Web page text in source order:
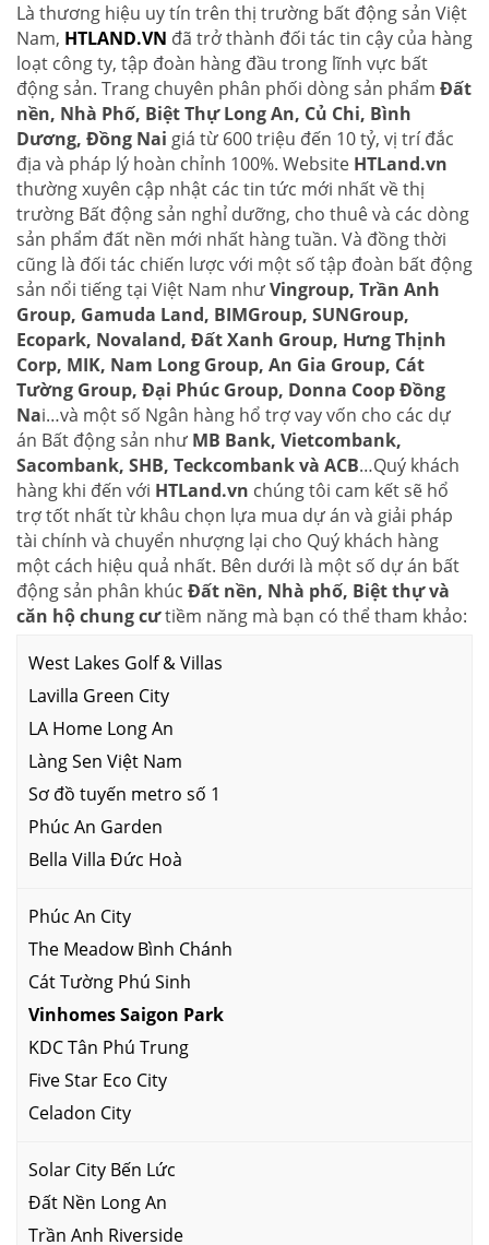
Là thương hiệu uy tín trên thị trường bất động sản Việt
Nam, HTLAND.VN đã trở thành đối tác tin cậy của hàng
loạt công ty, tập đoàn hàng đầu trong lĩnh vực bất
động sản. Trang chuyên phân phối dòng sản phẩm Đất
nền, Nhà Phố, Biệt Thự Long An, Củ Chi, Bình
Dương, Đồng Nai giá từ 600 triệu đến 10 tỷ, vị trí đắc
địa và pháp lý hoàn chỉnh 100%. Website HTLand.vn
thường xuyên cập nhật các tin tức mới nhất về thị
trường Bất động sản nghỉ dưỡng, cho thuê và các dòng
sản phẩm đất nền mới nhất hàng tuần. Và đồng thời
cũng là đối tác chiến lược với một số tập đoàn bất động
sản nổi tiếng tại Việt Nam nhưVingroup, Trần Anh
Group, Gamuda Land, BIMGroup, SUNGroup,
Ecopark, Novaland, Đất Xanh Group, Hưng Thịnh
Corp, MIK, Nam Long Group, An Gia Group, Cát
Tường Group, Đại Phúc Group, Donna Coop Đồng
Nai…và một số Ngân hàng hổ trợ vay vốn cho các dự
án Bất động sản như MB Bank, Vietcombank,
Sacombank, SHB, Teckcombank và ACB…Quý khách
hàng khi đến với HTLand.vn chúng tôi cam kết sẽ hổ
trợ tốt nhất từ khâu chọn lựa mua dự án và giải pháp
tài chính và chuyển nhượng lại cho Quý khách hàng
một cách hiệu quả nhất. Bên dưới là một số dự án bất
động sản phân khúc Đất nền, Nhà phố, Biệt thự và
căn hộ chung cưtiềm năng mà bạn có thể tham khảo:
West Lakes Golf & Villas
Lavilla Green City
LA Home Long An
Làng Sen Việt Nam
Sơ đồ tuyến metro số 1
Phúc An Garden
Bella Villa Đức Hoà
Phúc An City
The Meadow Bình Chánh
Cát Tường Phú Sinh
Vinhomes Saigon Park
KDC Tân Phú Trung
Five Star Eco City
Celadon City
Solar City Bến Lức
Đất Nền Long An
Trần Anh Riverside